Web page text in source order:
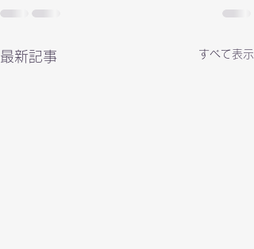
最新記事 すべて表示